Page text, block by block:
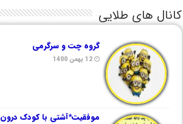
کانال های طلایی
گروه چت و سرگرمی
12 بهمن 1400
موفقیت*آشتی با کودک درون